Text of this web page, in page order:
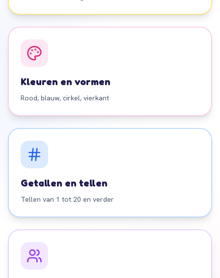
Kleuren en vormen
Rood, blauw, cirkel, vierkant
Getallen en tellen
Tellen van 1 tot 20 en verder